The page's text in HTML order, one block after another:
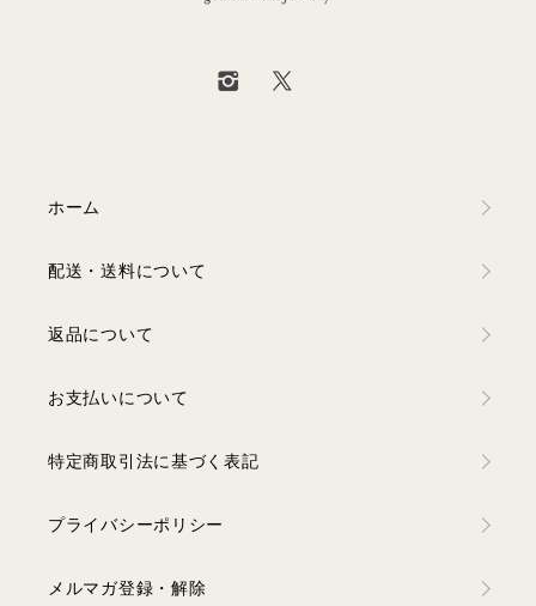
ホーム
配送・送料について
返品について
お支払いについて
特定商取引法に基づく表記
プライバシーポリシー
メルマガ登録・解除